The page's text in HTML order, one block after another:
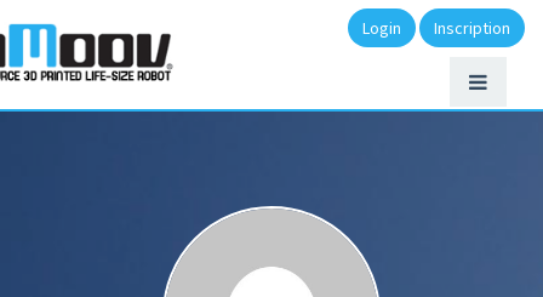
Login Inscription